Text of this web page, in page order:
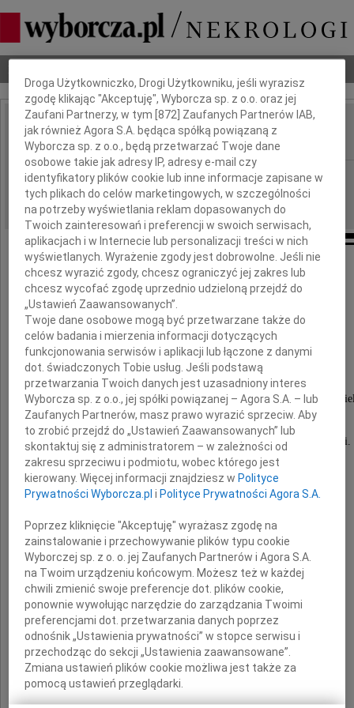
IMIĘ I NAZWISKO: Dorota Okrasa
REGION: Warszawa
DATA EMISJI: 04.03.2010
Dnia 26 lutego 2010 roku
odeszła po długich i ciężkich cierpieniach
Dorota Okrasa
wspaniały Człowiek i lekarz, wieloletni
Dorotko, pozostań na zawsze w naszej pamięci.
Spoczywaj w pokoju
przyjaciółki z Zagórza
Łączymy się w bólu z
Rodziną
Dbamy o Twoją prywatność
Droga Użytkowniczko, Drogi Użytkowniku, jeśli wyrazisz
zgodę klikając "Akceptuję", Wyborcza sp. z o.o. oraz jej
Zaufani Partnerzy, w tym [872 ] Zaufanych Partnerów IAB,
jak również Agora S.A. będąca spółką powiązaną z
Wyborcza sp. z o.o., będą przetwarzać Twoje dane
osobowe takie jak adresy IP, adresy e-mail czy
identyfikatory plików cookie lub inne informacje zapisane w
tych plikach do celów marketingowych, w szczególności
na potrzeby wyświetlania reklam dopasowanych do
Twoich zainteresowań i preferencji w swoich serwisach,
aplikacjach i w Internecie lub personalizacji treści w nich
wyświetlanych. Wyrażenie zgody jest dobrowolne. Jeśli nie
chcesz wyrazić zgody, chcesz ograniczyć jej zakres lub
chcesz wycofać zgodę uprzednio udzieloną przejdź do
„Ustawień Zaawansowanych”.
Twoje dane osobowe mogą być przetwarzane także do
celów badania i mierzenia informacji dotyczących
funkcjonowania serwisów i aplikacji lub łączone z danymi
dot. świadczonych Tobie usług. Jeśli podstawą
przetwarzania Twoich danych jest uzasadniony interes
Wyborcza sp. z o.o., jej spółki powiązanej – Agora S.A. – lub
Zaufanych Partnerów, masz prawo wyrazić sprzeciw. Aby
to zrobić przejdź do „Ustawień Zaawansowanych” lub
skontaktuj się z administratorem – w zależności od
zakresu sprzeciwu i podmiotu, wobec którego jest
kierowany. Więcej informacji znajdziesz w Polityce
Prywatności Wyborcza.pl i Polityce Prywatności Agora S.A.
Poprzez kliknięcie "Akceptuję" wyrażasz zgodę na
zainstalowanie i przechowywanie plików typu cookie
Wyborczej sp. z o. o. jej Zaufanych Partnerów i Agora S.A.
na Twoim urządzeniu końcowym. Możesz też w każdej
chwili zmienić swoje preferencje dot. plików cookie,
ponownie wywołując narzędzie do zarządzania Twoimi
preferencjami dot. przetwarzania danych poprzez
odnośnik „Ustawienia prywatności” w stopce serwisu i
przechodząc do sekcji „Ustawienia zaawansowane”.
Zmiana ustawień plików cookie możliwa jest także za
pomocą ustawień przeglądarki.